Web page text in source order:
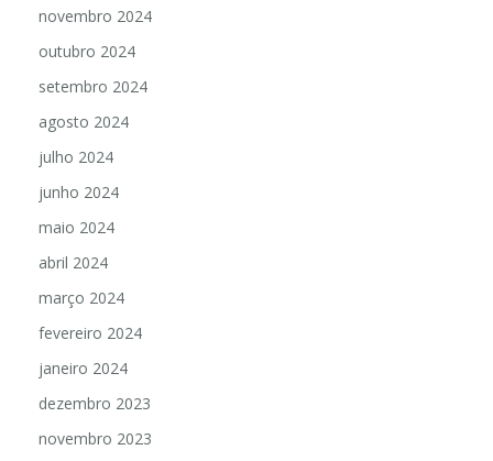
novembro 2024
outubro 2024
setembro 2024
agosto 2024
julho 2024
junho 2024
maio 2024
abril 2024
março 2024
fevereiro 2024
janeiro 2024
dezembro 2023
novembro 2023